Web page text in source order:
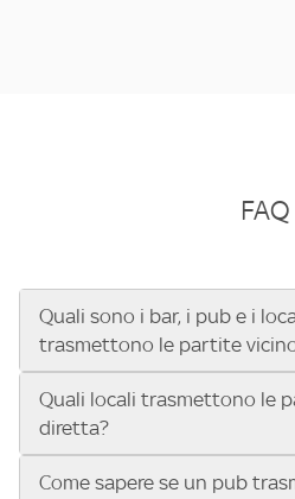
FAQ
Quali sono i bar, i pub e i
trasmettono le partite
Se cerchi un bar, pub, ristorante
vedere le partite di Serie A
UEFA Champions League, la
Conference League, il Tennis, la
Quali locali trasmettono le
diretta?
Vuoi sapere quali bar, pub o
Come sapere se un pub